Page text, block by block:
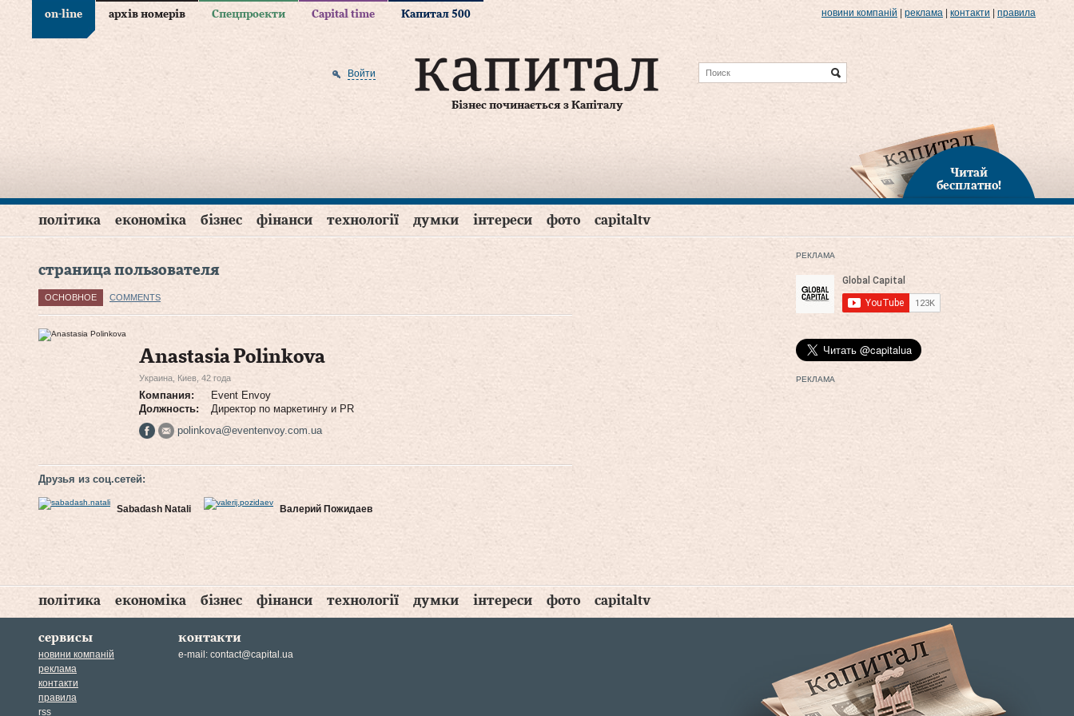
on-line архів номерів Спецпроекти Capital time Капитал 500 новини компаній реклама контакти правила
Бізнес починається з Капіталу
Войти
Читай
бесплатно!
політика економіка бізнес фінанси технології думки інтереси фото capitaltv
страница пользователя
ОСНОВНОЕ COMMENTS
Anastasia Polinkova
Украина, Киев, 42 года
Компания:
Event Envoy
Должность:
Директор по маркетингу и PR
polinkova@eventenvoy.com.ua
Друзья из соц.сетей:
Sabadash Natali Валерий Пожидаев
РЕКЛАМА
РЕКЛАМА
політика економіка бізнес фінанси технології думки інтереси фото capitaltv
сервисы
новини компаній
реклама
контакти
правила
rss
контакти
e-mail: contact@capital.ua